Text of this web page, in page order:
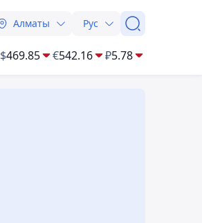
Алматы Рус
$469.85 €542.16 ₽5.78